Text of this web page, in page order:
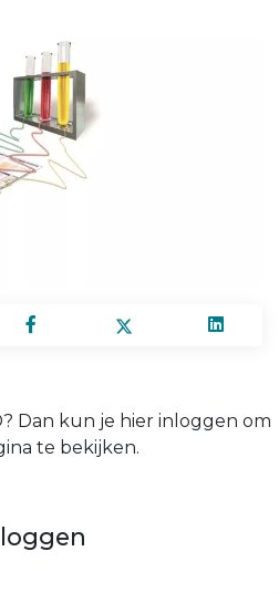
Dan kun je hier inloggen om
te bekijken.